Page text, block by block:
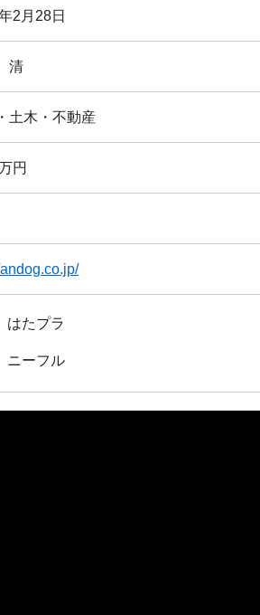
2月28日
清
土木・不動産
円
はたプラ
ニーフル